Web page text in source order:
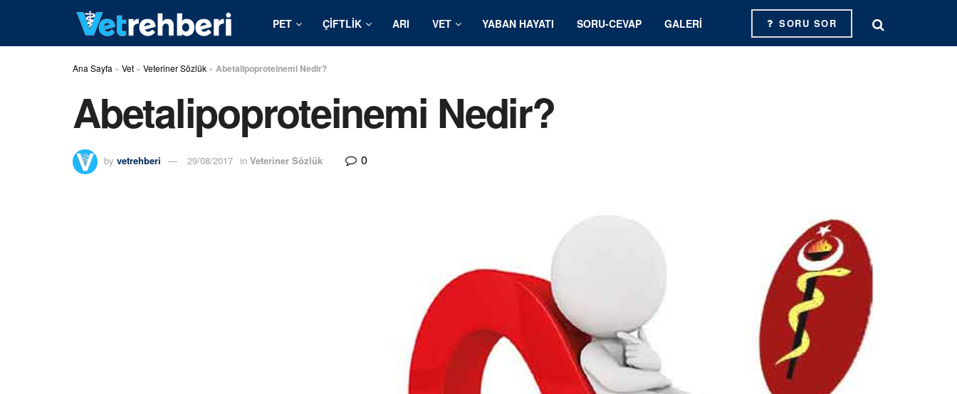
PET ÇIFTLIK ARI VET YABAN HAYATI SORU-CEVAP GALERI SORU SOR
Ana Sayfa » Vet » Veteriner Sözlük » Abetalipoproteinemi Nedir?
Abetalipoproteinemi Nedir?
by vetrehberi 29/08/2017 in Veteriner Sözlük 0